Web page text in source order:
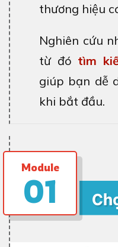
thương hiệu
Nghiên cứu
từ đó tìm
giúp bạn dễ
khi bắt đầu.
Module
01